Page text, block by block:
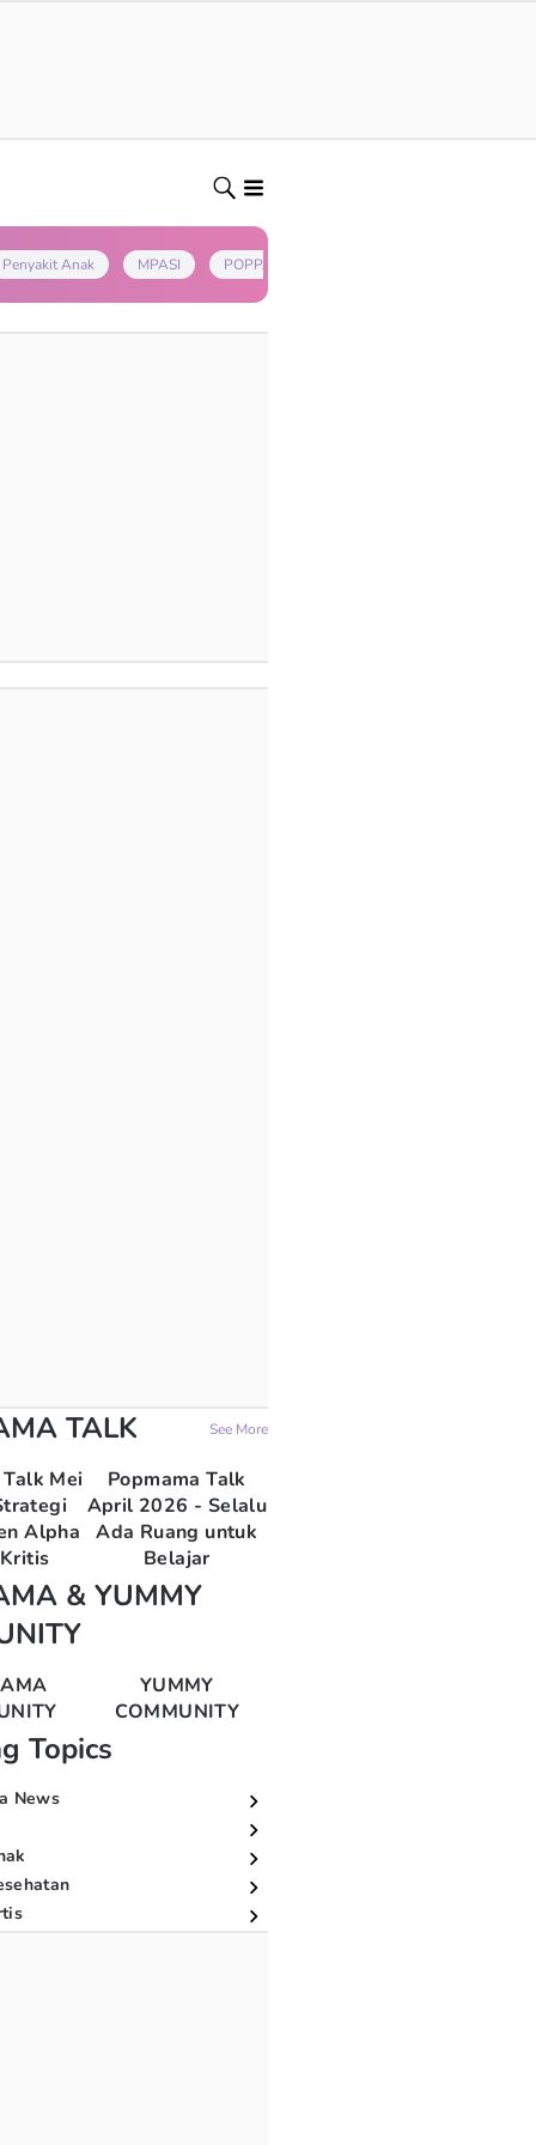
Penyakit Anak MPASI POPPAPA
TALK See More
Mei
Alpha
Popmama Talk
April 2026 - Selalu
Ada Ruang untuk
Belajar
& YUMMY
YUMMY
COMMUNITY
Topics
News